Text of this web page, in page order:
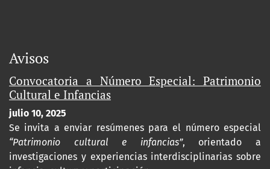
Avisos
Convocatoria a Número Especial: Patrimonio
Cultural e Infancias
julio 10, 2025
Se invita a enviar resúmenes para el número especial
“Patrimonio cultural e infancias”, orientado a
investigaciones y experiencias interdisciplinarias sobre